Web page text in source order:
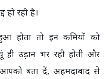
हो रही है।
होता तो इन कमियों को
उड़ान भर रही होती और
आपको बता दें, अहमदाबाद से